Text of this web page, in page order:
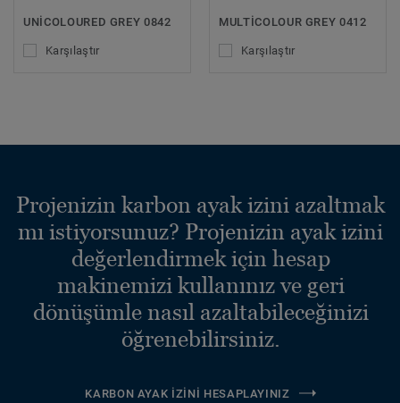
UNICOLOURED GREY 0842
Karşılaştır
MULTICOLOUR GREY 0412
Karşılaştır
Projenizin karbon ayak izini azaltmak
mı istiyorsunuz? Projenizin ayak izini
değerlendirmek için hesap
makinemizi kullanınız ve geri
dönüşümle nasıl azaltabileceğinizi
öğrenebilirsiniz.
KARBON AYAK İZINI HESAPLAYINIZ